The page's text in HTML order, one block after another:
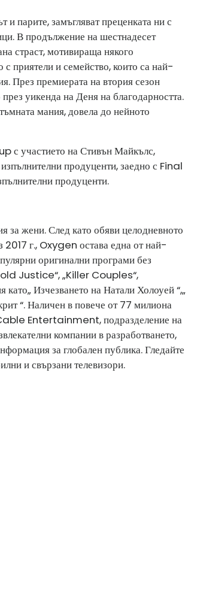
парите, замъгляват преценката ни с
В продължение на шестнадесет
страст, мотивираща някого
с приятели и семейство, които са най-
През премиерата на втория сезон
уикенда на Деня на благодарността.
мания, довела до нейното
участието на Стивън Майкълс,
продуценти, заедно с Final
продуценти.
жени. След като обяви целодневното
2017 г., Oxygen остава една от най-
оригинални програми без
Justice“, „Killer Couples“,
Изчезването на Натали Холоуей “,„
“. Наличен в повече от 77 милиона
Entertainment, подразделение на
компании в разработването,
за глобален публика. Гледайте
и свързани телевизори.